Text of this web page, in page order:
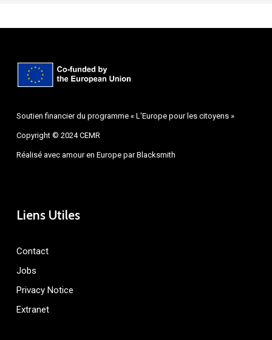
Soutien financier du programme « L'Europe pour les citoyens »
Copyright © 2024 CEMR
Réalisé avec amour en Europe parBlacksmith
Liens Utiles
Contact
Jobs
Privacy Notice
Extranet